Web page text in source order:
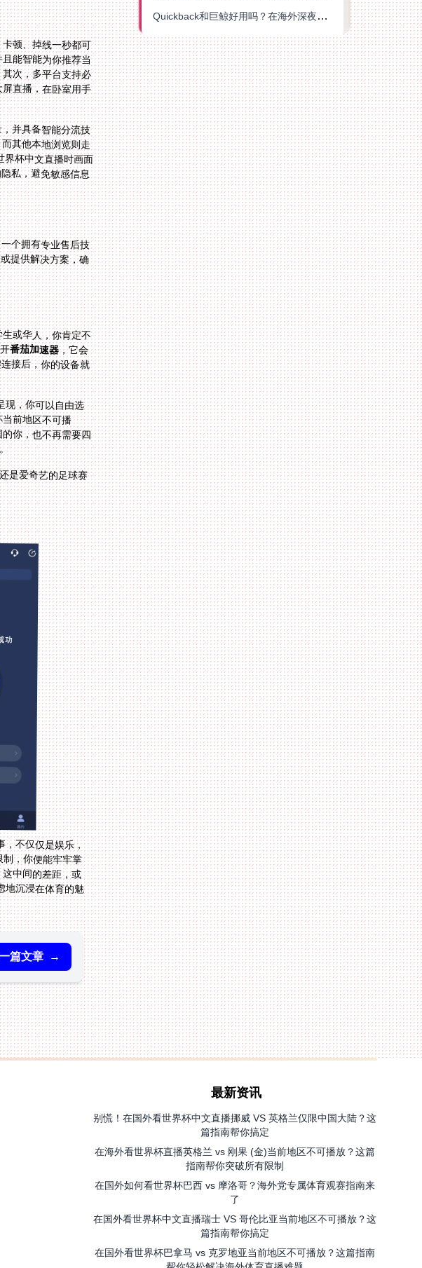
顿、掉线一秒都可
能智能为你推荐当
次，多平台支持必
直播，在卧室用手
并具备智能分流技
其他本地浏览则走
杯中文直播时画面
私，避免敏感信息
个拥有专业售后技
提供解决方案，确
或华人，你肯定不
番茄加速器，它会
根据你在多伦多、温哥华或蒙特利尔的位置，智能匹配到一条延迟低于50毫秒的优质回国线路。一键连接后，你的设备就
现，你可以自由选
当前地区不可播
你，也不再需要四
是爱奇艺的足球赛
，不仅仅是娱乐，
制，你便能牢牢掌
这中间的差距，或
地沉浸在体育的魅
篇文章 →
Quickback和巨鲸好用吗？在海外深夜想刷B站、追爱奇艺的你，或许正需要这份答案
最新资讯
别慌！在国外看世界杯中文直播挪威 VS 英格兰仅限中国大陆？这
篇指南帮你搞定
在海外看世界杯直播英格兰 vs 刚果 (金)当前地区不可播放？这篇
指南帮你突破所有限制
在国外如何看世界杯巴西 vs 摩洛哥？海外党专属体育观赛指南来
了
在国外看世界杯中文直播瑞士 VS 哥伦比亚当前地区不可播放？这
篇指南帮你搞定
在国外看世界杯巴拿马 vs 克罗地亚当前地区不可播放？这篇指南